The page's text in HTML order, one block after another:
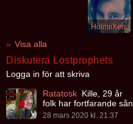
HolmiiXen
Visa alla
Diskutera Lostprophets
Logga in för att skriva
Ratatosk Kille, 29 år
folk har fortfarande
28 mars 2020 kl. 21:37